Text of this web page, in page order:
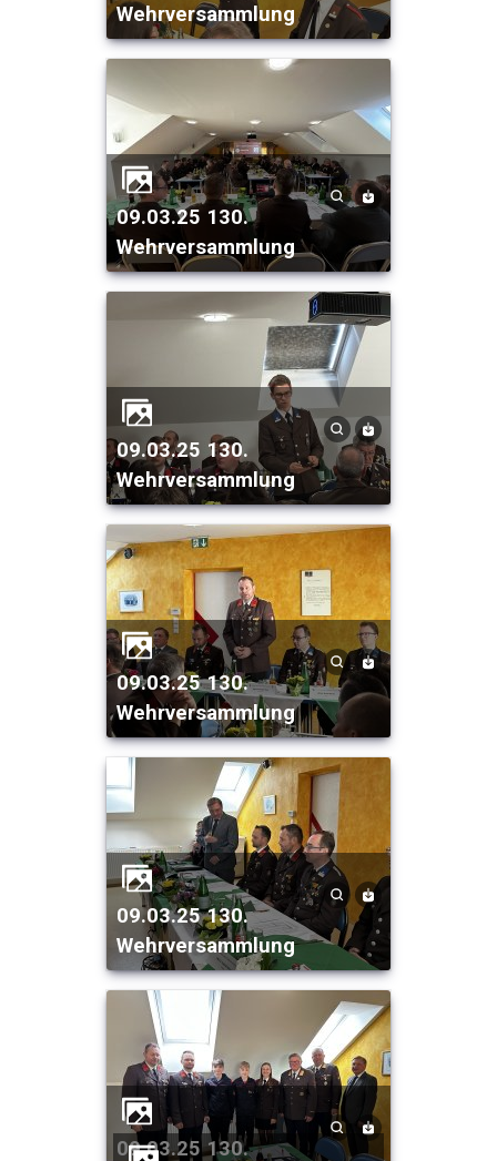
Wehrversammlung
09.03.25 130.
Wehrversammlung
09.03.25 130.
Wehrversammlung
09.03.25 130.
Wehrversammlung
09.03.25 130.
Wehrversammlung
09.03.25 130.